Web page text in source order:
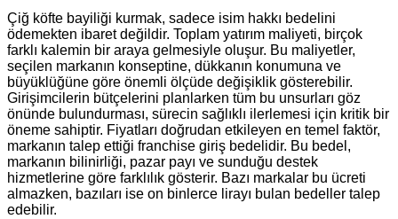
Çiğ köfte bayiliği kurmak, sadece isim hakkı bedelini
ödemekten ibaret değildir. Toplam yatırım maliyeti, birçok
farklı kalemin bir araya gelmesiyle oluşur. Bu maliyetler,
seçilen markanın konseptine, dükkanın konumuna ve
büyüklüğüne göre önemli ölçüde değişiklik gösterebilir.
Girişimcilerin bütçelerini planlarken tüm bu unsurları göz
önünde bulundurması, sürecin sağlıklı ilerlemesi için kritik bir
öneme sahiptir. Fiyatları doğrudan etkileyen en temel faktör,
markanın talep ettiği franchise giriş bedelidir. Bu bedel,
markanın bilinirliği, pazar payı ve sunduğu destek
hizmetlerine göre farklılık gösterir. Bazı markalar bu ücreti
almazken, bazıları ise on binlerce lirayı bulan bedeller talep
edebilir.